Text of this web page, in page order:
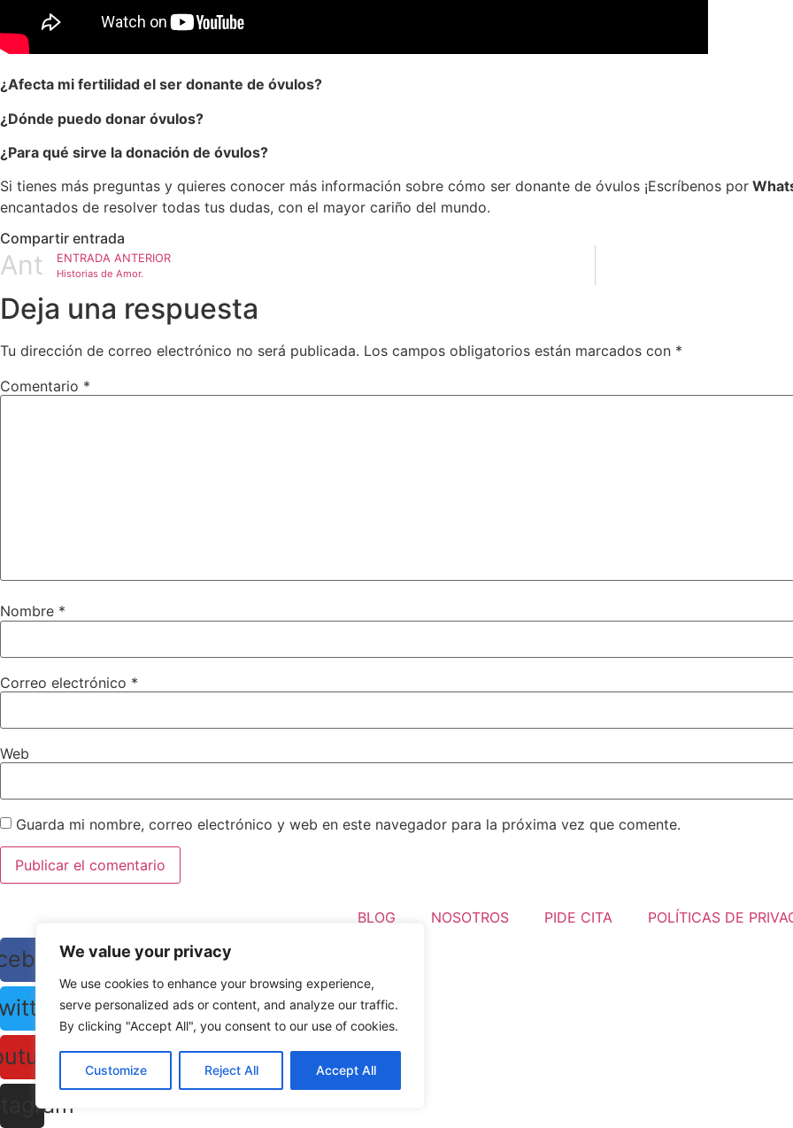
We value your privacy
We use cookies to enhance your browsing experience,
serve personalized ads or content, and analyze our traffic.
By clicking "Accept All", you consent to our use of cookies.
Customize Reject All Accept All
¿Afecta mi fertilidad el ser donante de óvulos?
¿Dónde puedo donar óvulos?
¿Para qué sirve la donación de óvulos?
Si tienes más preguntas y quieres conocer más información sobre cómo ser donante de óvulos ¡Escríbenos por
encantados de resolver todas tus dudas, con el mayor cariño del mundo.
Compartir entrada
Ant ENTRADA ANTERIOR
Historias de Amor.
Deja una respuesta
Tu dirección de correo electrónico no será publicada. Los campos obligatorios están marcados con *
Comentario *
Nombre *
Correo electrónico *
Web
Guarda mi nombre, correo electrónico y web en este navegador para la próxima vez que comente.
BLOG NOSOTROS PIDE CITA POLÍTICAS DE